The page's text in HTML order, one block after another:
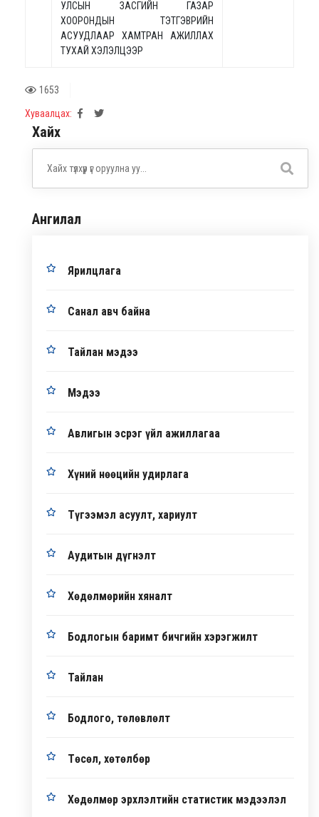
УЛСЫН ЗАСГИЙН ГАЗАР
ХООРОНДЫН ТЭТГЭВРИЙН
АСУУДЛААР ХАМТРАН АЖИЛЛАХ
ТУХАЙ ХЭЛЭЛЦЭЭР
1653
Хуваалцах:
Хайх
Ангилал
Ярилцлага
Санал авч байна
Тайлан мэдээ
Мэдээ
Авлигын эсрэг үйл ажиллагаа
Хүний нөөцийн удирлага
Түгээмэл асуулт, хариулт
Аудитын дүгнэлт
Хөдөлмөрийн хяналт
Бодлогын баримт бичгийн хэрэгжилт
Тайлан
Бодлого, төлөвлөлт
Төсөл, хөтөлбөр
Хөдөлмөр эрхлэлтийн статистик мэдээлэл